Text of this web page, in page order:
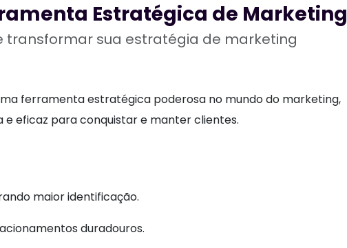
Estratégica de Marketing
transformar sua estratégia de marketing
ferramenta estratégica poderosa no mundo do marketing,
eficaz para conquistar e manter clientes.
maior identificação.
duradouros.